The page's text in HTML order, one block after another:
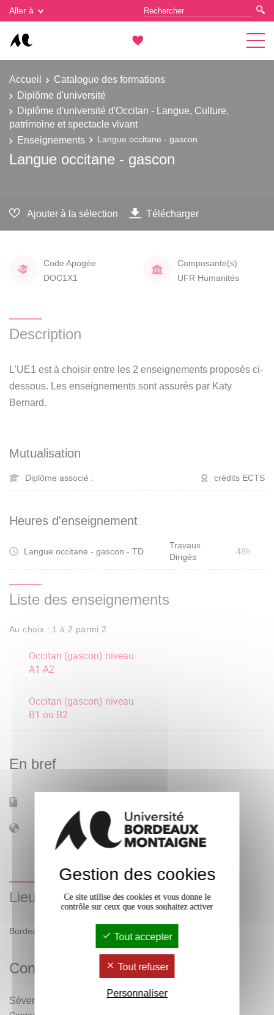
Aller à
Accueil
Catalogue des formations
Diplôme d'université
Diplôme d'université d'Occitan - Langue, Culture,
patrimoine et spectacle vivant
Enseignements
Langue occitane - gascon
Langue occitane - gascon
Ajouter à la sélection Télécharger
Code Apogée
DOC1X1
Composante(s)
UFR Humanités
Description
L'UE1 est à choisir entre les 2 enseignements proposés ci-
dessous. Les enseignements sont assurés par Katy
Bernard.
Mutualisation
Diplôme associé : crédits ECTS
Heures d'enseignement
Langue occitane - gascon - TD
Travaux
Dirigés
48h
Liste des enseignements
Au choix : 1 à 2 parmi 2
Occitan (gascon) niveau
A1-A2
Occitan (gascon) niveau
B1 ou B2
En bref
Langue(s)
d'enseignement
Occitan
Français
Lieu(x)
Bordeaux et agglomération
Contacts
Séverine VIAUD
Gestion des cookies
Gestion des cookies
Ce site utilise des cookies et vous donne le
contrôle sur ceux que vous souhaitez activer
Tout accepter
Tout refuser
Personnaliser